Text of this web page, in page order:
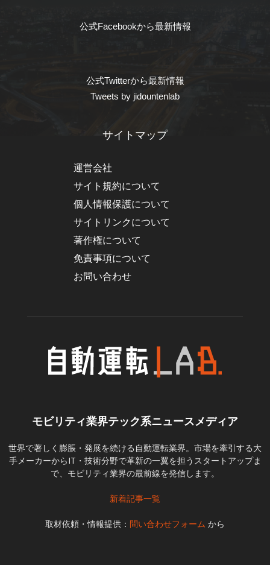
公式Facebookから最新情報
公式Twitterから最新情報
Tweets by jidountenlab
サイトマップ
運営会社
サイト規約について
個人情報保護について
サイトリンクについて
著作権について
免責事項について
お問い合わせ
モビリティ業界テック系ニュースメディア
世界で著しく膨脹・発展を続ける自動運転業界。市場を牽引する大
手メーカーからIT・技術分野で革新の一翼を担うスタートアップま
で、モビリティ業界の最前線を発信します。
新着記事一覧
取材依頼・情報提供： 問い合わせフォーム から